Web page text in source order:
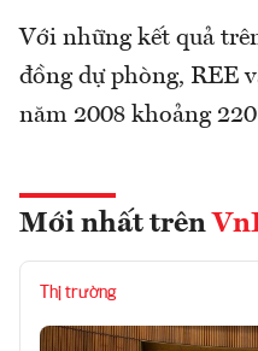
Với những kết quả
đồng dự phòng, REE
năm 2008 khoảng
Mới nhất trên
Thị trường